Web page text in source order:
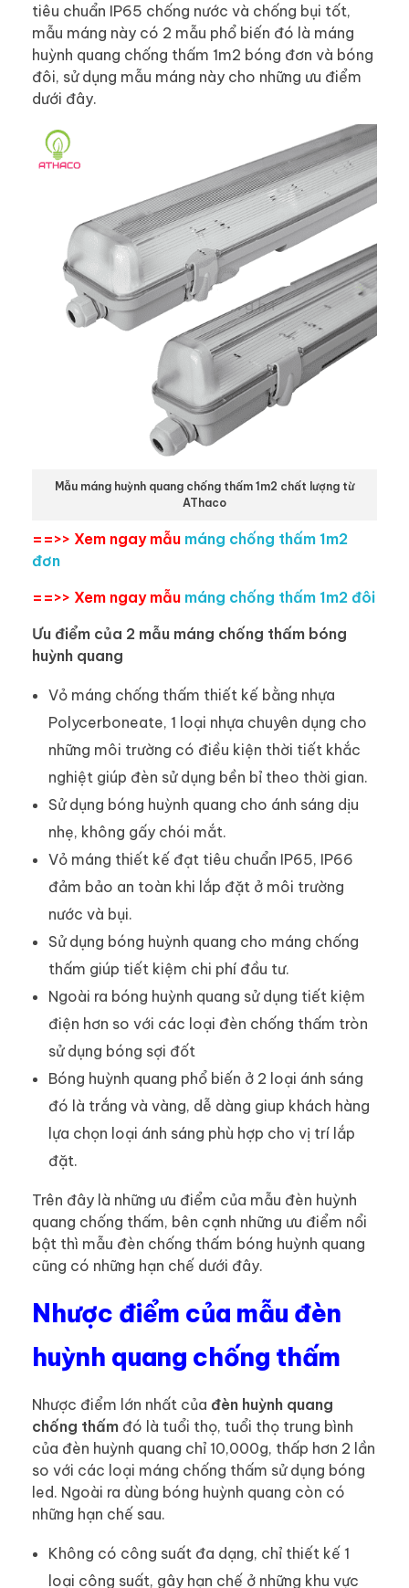
tiêu chuẩn IP65 chống nước và chống bụi tốt,
mẫu máng này có 2 mẫu phổ biến đó là máng
huỳnh quang chống thấm 1m2 bóng đơn và bóng
đôi, sử dụng mẫu máng này cho những ưu điểm
dưới đây.
Mẫu máng huỳnh quang chống thấm 1m2 chất lượng từ
AThaco
==>> Xem ngay mẫu máng chống thấm 1m2
đơn
==>> Xem ngay mẫu máng chống thấm 1m2 đôi
Ưu điểm của 2 mẫu máng chống thấm bóng
huỳnh quang
Vỏ máng chống thấm thiết kế bằng nhựa
Polycerboneate, 1 loại nhựa chuyên dụng cho
những môi trường có điều kiện thời tiết khắc
nghiệt giúp đèn sử dụng bền bỉ theo thời gian.
Sử dụng bóng huỳnh quang cho ánh sáng dịu
nhẹ, không gấy chói mắt.
Vỏ máng thiết kế đạt tiêu chuẩn IP65, IP66
đảm bảo an toàn khi lắp đặt ở môi trường
nước và bụi.
Sử dụng bóng huỳnh quang cho máng chống
thấm giúp tiết kiệm chi phí đầu tư.
Ngoài ra bóng huỳnh quang sử dụng tiết kiệm
điện hơn so với các loại đèn chống thấm tròn
sử dụng bóng sợi đốt
Bóng huỳnh quang phổ biến ở 2 loại ánh sáng
đó là trắng và vàng, dễ dàng giup khách hàng
lựa chọn loại ánh sáng phù hợp cho vị trí lắp
đặt.
Trên đây là những ưu điểm của mẫu đèn huỳnh
quang chống thấm, bên cạnh những ưu điểm nổi
bật thì mẫu đèn chống thấm bóng huỳnh quang
cũng có những hạn chế dưới đây.
Nhược điểm của mẫu đèn
huỳnh quang chống thấm
Nhược điểm lớn nhất của đèn huỳnh quang
chống thấm đó là tuổi thọ, tuổi thọ trung bình
của đèn huỳnh quang chỉ 10,000g, thấp hơn 2 lần
so với các loại máng chống thấm sử dụng bóng
led. Ngoài ra dùng bóng huỳnh quang còn có
những hạn chế sau.
Không có công suất đa dạng, chỉ thiết kế 1
loại công suất, gây hạn chế ở những khu vực